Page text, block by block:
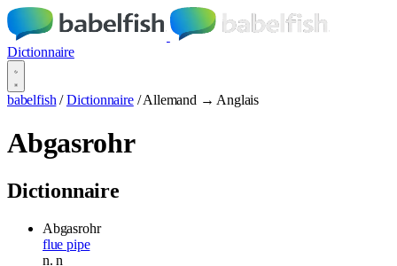
Dictionnaire
babelfish / Dictionnaire / Allemand → Anglais
Abgasrohr
Dictionnaire
Abgasrohr
flue pipe
n.n